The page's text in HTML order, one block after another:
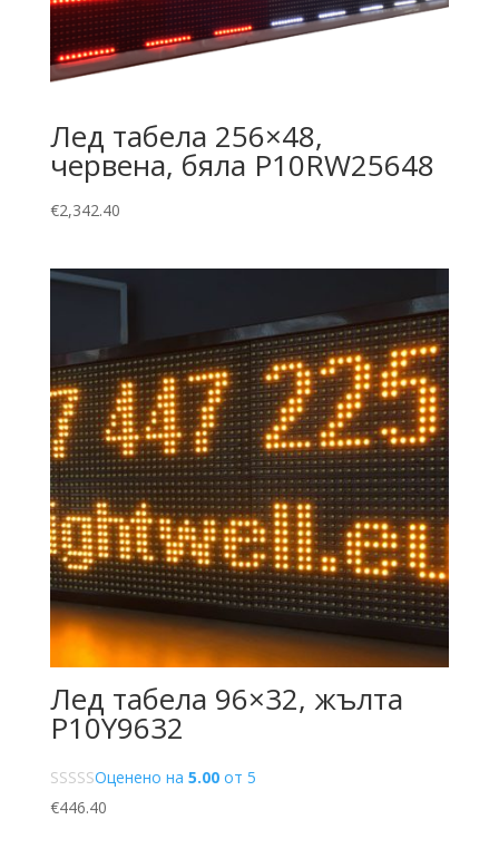
Лед табела 256×48,
червена, бяла P10RW25648
€2,342.40
Лед табела 96×32, жълта
P10Y9632
Оценено на 5.00от 5
€446.40